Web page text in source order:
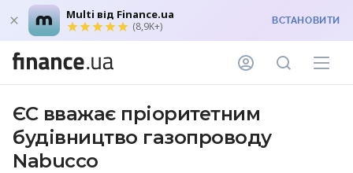
Multi від Finance.ua
(8,9K+) ВСТАНОВИТИ
ЄС вважає пріоритетним
будівництво газопроводу
Nabucco